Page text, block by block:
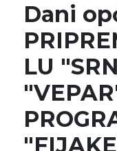
Dani
LU